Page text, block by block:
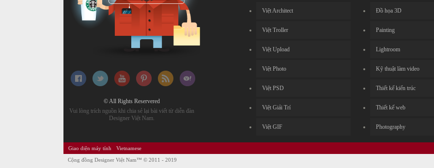
© All Rights Reservered
Vui lòng trích nguồn khi chia sẻ lại bài viết từ diễn đàn
Designer Việt Nam.
Việt Architect
Việt Troller
Việt Upload
Việt Photo
Việt PSD
Việt Giải Trí
Việt GIF
Đồ họa 3D
Painting
Lightroom
Kỹ thuật làm video
Thiết kế kiến trúc
Thiết kế web
Photography
Giao diện máy tính Vietnamese
Cộng đồng Designer Việt Nam™ © 2011 - 2019